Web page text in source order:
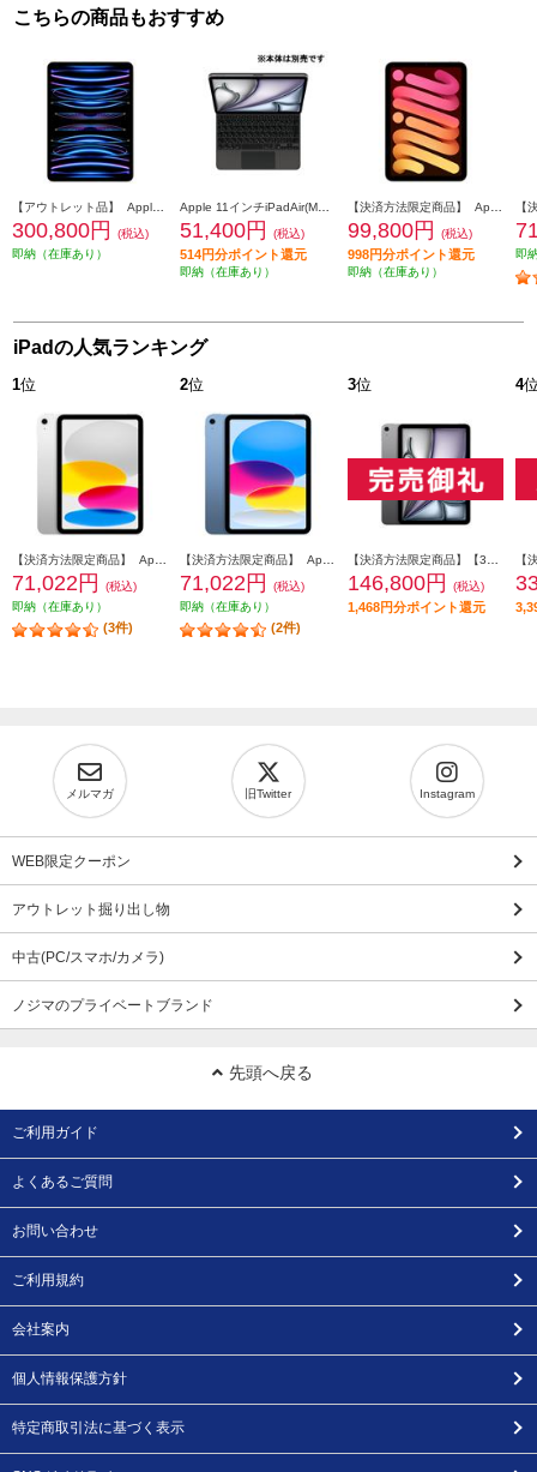
こちらの商品もおすすめ
300,800円
(税込)
即納（在庫あり）
51,400円 (税込)
514円分ポイント還元
即納（在庫あり）
99,800円 (税込)
998円分ポイント還元
即納（在庫あり）
即
iPadの人気ランキング
1位
71,022円
(税込)
即納（在庫あり）
(3件)
2位
71,022円
(税込)
即納（在庫あり）
(2件)
3位
146,800円 (税込)
1,468円分ポイント還元
4
メルマガ 旧Twitter Instagram
WEB限定クーポン
アウトレット掘り出し物
中古(PC/スマホ/カメラ)
ノジマのプライベートブランド
先頭へ戻る
ご利用ガイド
よくあるご質問
お問い合わせ
ご利用規約
会社案内
個人情報保護方針
特定商取引法に基づく表示